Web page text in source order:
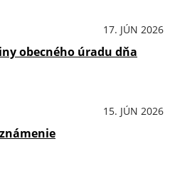
17. JÚN 2026
obecného úradu dňa
15. JÚN 2026